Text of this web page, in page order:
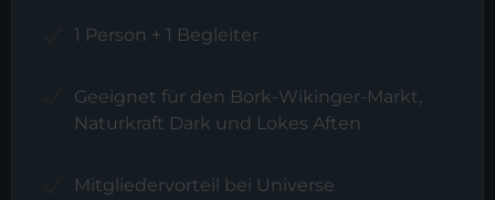
1 Person + 1 Begleiter
Geeignet für den Bork-Wikinger-Markt,
Naturkraft Dark und Lokes Aften
Mitgliedervorteil bei Universe